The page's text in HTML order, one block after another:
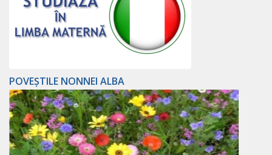
POVEȘTILE NONNEI ALBA